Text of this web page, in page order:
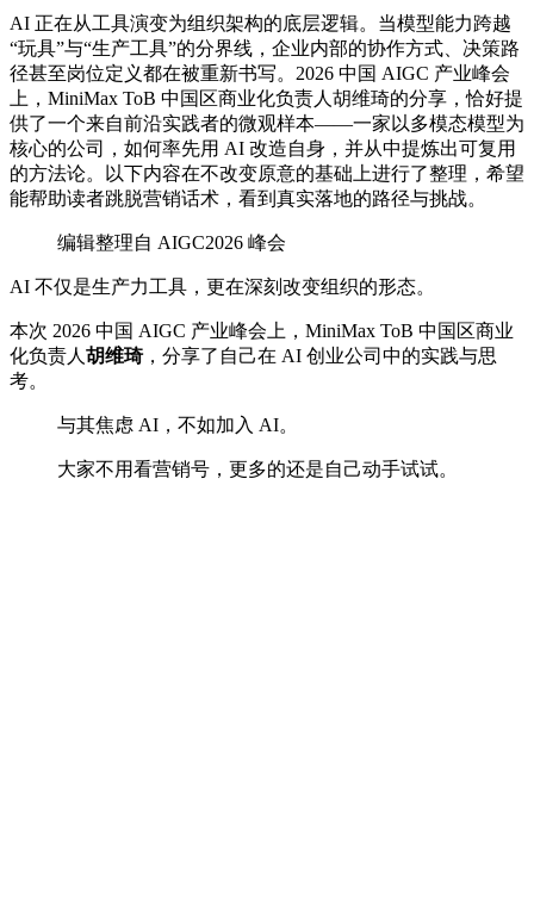
AI 正在从工具演变为组织架构的底层逻辑。当模型能力跨越
“玩具”与“生产工具”的分界线，企业内部的协作方式、决策路
径甚至岗位定义都在被重新书写。2026 中国 AIGC 产业峰会
上，MiniMax ToB 中国区商业化负责人胡维琦的分享，恰好提
供了一个来自前沿实践者的微观样本——一家以多模态模型为
核心的公司，如何率先用 AI 改造自身，并从中提炼出可复用
的方法论。以下内容在不改变原意的基础上进行了整理，希望
能帮助读者跳脱营销话术，看到真实落地的路径与挑战。
编辑整理自 AIGC2026 峰会
AI 不仅是生产力工具，更在深刻改变组织的形态。
本次 2026 中国 AIGC 产业峰会上，MiniMax ToB 中国区商业
化负责人 胡维琦，分享了自己在 AI 创业公司中的实践与思
考。
与其焦虑 AI，不如加入 AI。
大家不用看营销号，更多的还是自己动手试试。